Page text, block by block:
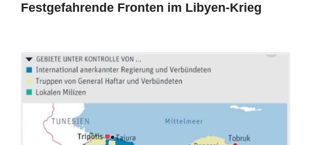
Festgefahrende Fronten im Libyen-Krieg